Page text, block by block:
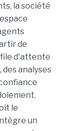
la société
de
file d'attente
analyses
le
un